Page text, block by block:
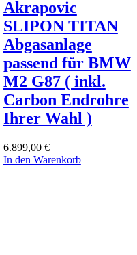
Akrapovic
SLIPON TITAN
Abgasanlage
passend für BMW
M2 G87 ( inkl.
Carbon Endrohre
Ihrer Wahl )
6.899,00 €
In den Warenkorb